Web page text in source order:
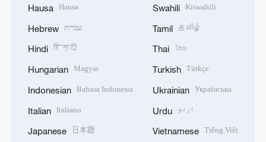
Hausa Hausa
Hebrew עברית
Hindi हिन्दी
Hungarian Magyar
Indonesian Bahasa Indonesia
Italian Italiano
Japanese 日本語
Swahili Kiswahili
Tamil தமிழ்
Thai ไทย
Turkish Türkçe
Ukrainian Українська
Urdu اردو
Vietnamese Tiếng Việt